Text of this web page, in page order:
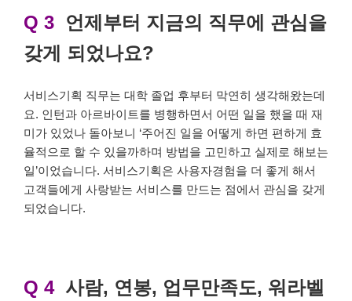
Q 3 언제부터 지금의 직무에 관심을
갖게 되었나요?
서비스기획 직무는 대학 졸업 후부터 막연히 생각해왔는데
요. 인턴과 아르바이트를 병행하면서 어떤 일을 했을 때 재
미가 있었나 돌아보니 ‘주어진 일을 어떻게 하면 편하게 효
율적으로 할 수 있을까하며 방법을 고민하고 실제로 해보는
일’이었습니다. 서비스기획은 사용자경험을 더 좋게 해서
고객들에게 사랑받는 서비스를 만드는 점에서 관심을 갖게
되었습니다.
Q 4 사람, 연봉, 업무만족도, 워라벨